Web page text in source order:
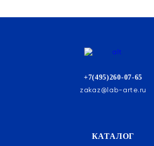
+7(495)260-07-65
zakaz@lab-arte.ru
КАТАЛОГ